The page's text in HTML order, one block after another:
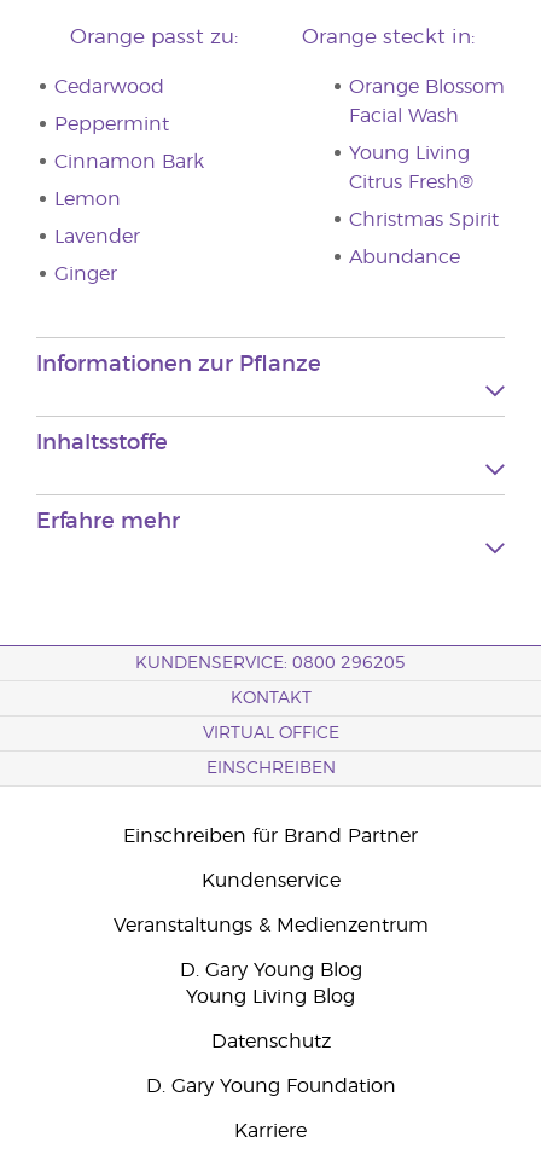
Orange passt zu:
Cedarwood
Peppermint
Cinnamon Bark
Lemon
Lavender
Ginger
Orange steckt in:
Orange Blossom
Facial Wash
Young Living
Citrus Fresh®
Christmas Spirit
Abundance
Informationen zur Pflanze
Inhaltsstoffe
Erfahre mehr
KUNDENSERVICE: 0800 296205
KONTAKT
VIRTUAL OFFICE
EINSCHREIBEN
Einschreiben für Brand Partner
Kundenservice
Veranstaltungs & Medienzentrum
D. Gary Young Blog
Young Living Blog
Datenschutz
D. Gary Young Foundation
Karriere